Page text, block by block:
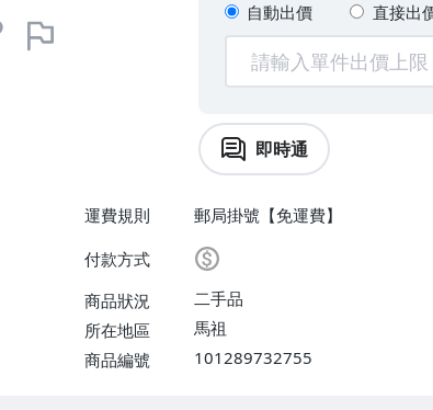
自動出價 直接出
即時通
運費規則
郵局掛號【免運費】
付款方式
商品狀況
二手品
所在地區
馬祖
商品編號
101289732755